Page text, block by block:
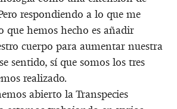
respondiendo a lo que me
que hemos hecho es añadir
cuerpo para aumentar nuestra
sentido, sí que somos los tres
realizado.
abierto la Transpecies